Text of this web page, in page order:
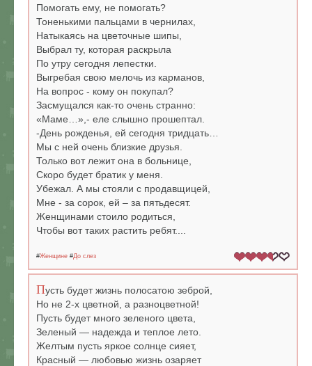
Помогать ему, не помогать?
Тоненькими пальцами в чернилах,
Натыкаясь на цветочные шипы,
Выбрал ту, которая раскрыла
По утру сегодня лепестки.
Выгребая свою мелочь из карманов,
На вопрос - кому он покупал?
Засмущался как-то очень странно:
«Маме…»,- еле слышно прошептал.
-День рожденья, ей сегодня тридцать…
Мы с ней очень близкие друзья.
Только вот лежит она в больнице,
Скоро будет братик у меня.
Убежал. А мы стояли с продавщицей,
Мне - за сорок, ей – за пятьдесят.
Женщинами стоило родиться,
Чтобы вот таких растить ребят....
#Женщине #До слез
Пусть будет жизнь полосатою зеброй,
Но не 2-х цветной, а разноцветной!
Пусть будет много зеленого цвета,
Зеленый — надежда и теплое лето.
Желтым пусть яркое солнце сияет,
Красный — любовью жизнь озаряет